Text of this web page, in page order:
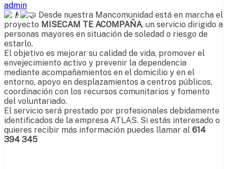
admin
Desde nuestra Mancomunidad está en marcha el
proyecto MISECAM TE ACOMPAÑA, un servicio dirigido a
personas mayores en situación de soledad o riesgo de
estarlo.
El objetivo es mejorar su calidad de vida, promover el
envejecimiento activo y prevenir la dependencia
mediante acompañamientos en el domicilio y en el
entorno, apoyo en desplazamientos a centros públicos,
coordinación con los recursos comunitarios y fomento
del voluntariado.
El servicio será prestado por profesionales debidamente
identificados de la empresa ATLAS. Si estás interesado o
quieres recibir más información puedes llamar al 614
394 345